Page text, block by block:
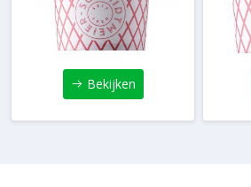
Bekijken